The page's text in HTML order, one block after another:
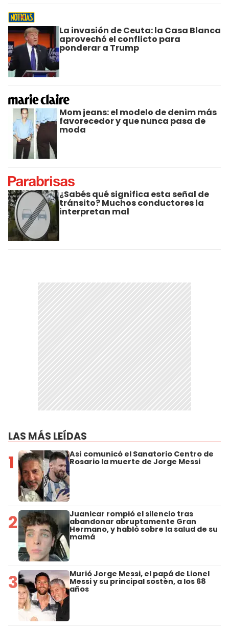
La invasión de Ceuta: la Casa Blanca
aprovechó el conflicto para
ponderar a Trump
Mom jeans: el modelo de denim más
favorecedor y que nunca pasa de
moda
¿Sabés qué significa esta señal de
tránsito? Muchos conductores la
interpretan mal
LAS MÁS LEÍDAS
1 Así comunicó el Sanatorio Centro de
Rosario la muerte de Jorge Messi
2 Juanicar rompió el silencio tras
abandonar abruptamente Gran
Hermano, y habló sobre la salud de su
mamá
3 Murió Jorge Messi, el papá de Lionel
Messi y su principal sostén, a los 68
años